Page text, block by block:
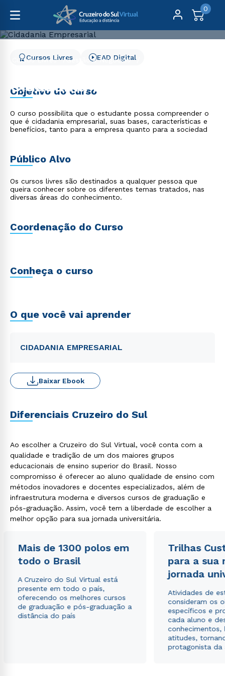
0
Cursos Livres
Gestão e Negócios
Cidadania Empresarial
Cursos Livres EAD Digital
Objetivo do curso
O curso possibilita que o estudante possa compreender o
que é cidadania empresarial, suas bases, características e
benefícios, tanto para a empresa quanto para a sociedad
Público Alvo
Os cursos livres são destinados a qualquer pessoa que
queira conhecer sobre os diferentes temas tratados, nas
diversas áreas do conhecimento.
Coordenação do Curso
Conheça o curso
O que você vai aprender
CIDADANIA EMPRESARIAL
Baixar Ebook
Diferenciais Cruzeiro do Sul
Ao escolher a Cruzeiro do Sul Virtual, você conta com a
qualidade e tradição de um dos maiores grupos
educacionais de ensino superior do Brasil. Nosso
compromisso é oferecer ao aluno qualidade de ensino com
métodos inovadores e docentes especializados, além de
infraestrutura moderna e diversos cursos de graduação e
pós-graduação. Assim, você tem a liberdade de escolher a
melhor opção para sua jornada universitária.
Mais de 1300 polos em
todo o Brasil
A Cruzeiro do Sul Virtual está
presente em todo o país,
oferecendo os melhores cursos
de graduação e pós-graduação a
distância do país
Trilhas
para a sua
jornada
Atividades de
consideram os
específicos e
cada aluno e
conhecimentos,
atitudes,
protagonista da